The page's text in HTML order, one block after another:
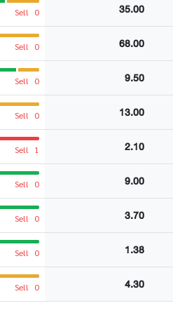
Sell 0 35.00
Sell 0 68.00
Sell 0 9.50
Sell 0 13.00
Sell 1 2.10
Sell 0 9.00
Sell 0 3.70
Sell 0 1.38
Sell 0 4.30